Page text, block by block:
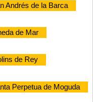
Andrés de la Barca
de Mar
de Rey
Perpetua de Moguda